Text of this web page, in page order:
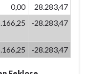
0,00
28.283,47
-28.283,47
-28.283,47